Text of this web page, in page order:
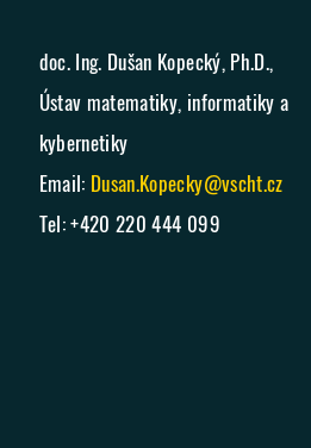
doc. Ing. Dušan Kopecký, Ph.D.,
Ústav matematiky, informatiky a
kybernetiky
Email: Dusan.Kopecky@vscht.cz
Tel: +420 220 444 099